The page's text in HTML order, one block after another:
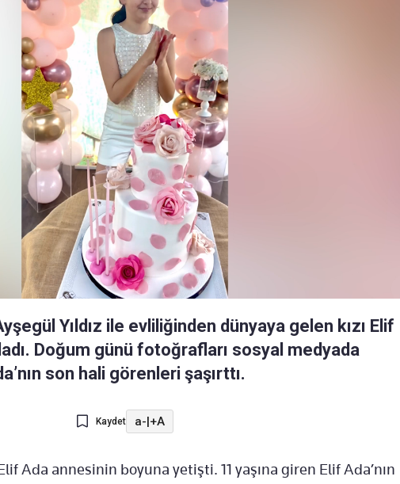
Yıldız ile evliliğinden dünyaya gelen kızı Elif
Doğum günü fotoğrafları sosyal medyada
son hali görenleri şaşırttı.
Kaydet a-|+A
Ada annesinin boyuna yetişti. 11 yaşına giren Elif Ada’nın